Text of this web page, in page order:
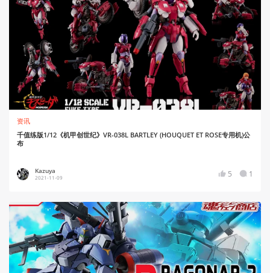
资讯
千值练版1/12《机甲创世纪》VR-038L BARTLEY (HOUQUET ET ROSE专用机)公
布
Kazuya
2021-11-09 5 1